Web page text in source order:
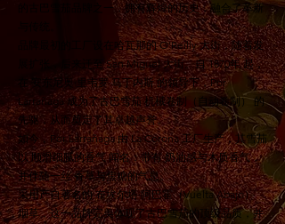
的古巴雪茄品牌之一，拥有辉煌的历史，融合了革新
品牌最初的工厂设在哈瓦那的 O’Reilly 大街，随着发
展扩张，后来迁至 San Miguel 大街。自 1870年 起，
在 安东尼奥·里韦罗·马丁内斯 的领导下，Por
Larrañaga 成为了古巴雪茄 机械卷制（自动卷制） 的
先驱，从而奠定了其卓越声誉。
如今，Por Larrañaga 由 La Corona 工厂生产，其雪茄
以 顺滑细腻的香气 闻名：带有 奶油感与木质香气，
并伴随一丝 香草与焦糖的气息。
采用产自著名的 布埃尔塔·阿巴霍（Vuelta Abajo）
烟草，这一品牌完美体现了古巴雪茄的顶级品质，并